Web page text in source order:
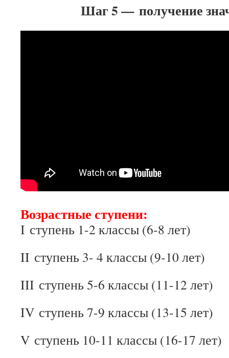
Ш​аг 5 — получение
Возрастные ступени:​
​​I ступень 1-2 классы (6-8 лет)​
II ступень 3- 4 классы (9-10 лет)
III ступень 5-6 классы (11-12 лет)
IV ступень 7-9 классы (13-15 лет)
V ступень 10-11 классы (16-17 лет)​